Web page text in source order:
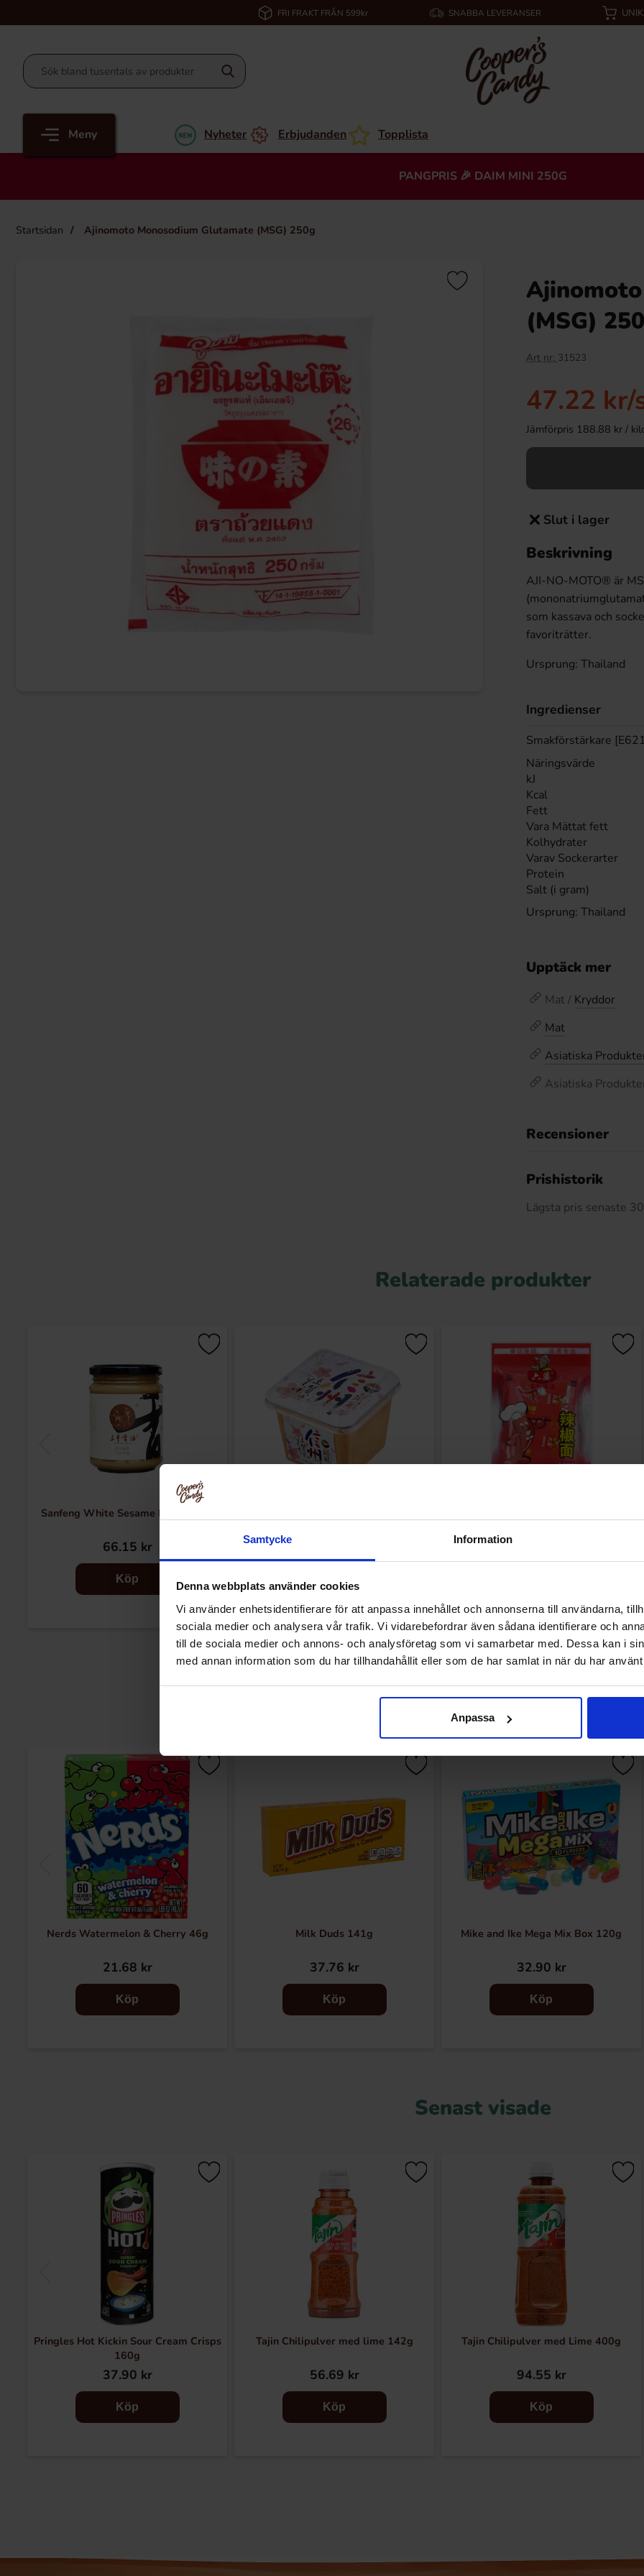
Samtycke Information
Denna webbplats använder cookies
Vi använder enhetsidentifierare för att anpassa innehållet och annonserna till användarna,
sociala medier och analysera vår trafik. Vi vidarebefordrar även sådana identifierare och
till de sociala medier och annons- och analysföretag som vi samarbetar med. Dessa kan i
med annan information som du har tillhandahållit eller som de har samlat in när du har
Anpassa
FRI FRAKT FRÅN 599kr SNABBA LEVERANSER
Meny Nyheter Erbjudanden Topplista
PANGPRIS 🎉 DAIM MINI 250G
Startsidan Ajinomoto Monosodium Glutamate (MSG) 250g
(MSG)
Art nr: 31523
47.22 kr/
Jämförpris 188.88 kr /
Slut i lager
Beskrivning
AJI-NO-MOTO® är
som kassava och
favoriträtter.
Ursprung: Thailand
Ingredienser
Smakförstärkare
Näringsvärde
kJ
Kcal
Fett
Vara Mättat fett
Kolhydrater
Varav Sockerarter
Protein
Salt (i gram)
Ursprung: Thailand
Upptäck mer
Mat / Kryddor
Mat
Asiatiska
Asiatiska
Recensioner
Prishistorik
Lägsta pris senaste
Relaterade produkter
Sanfeng White Sesame Paste 280g
66.15 kr
Köp
Andra gillade
Nerds Watermelon & Cherry 46g
21.68 kr
Köp
Milk Duds 141g
37.76 kr
Köp
Mike and Ike Mega Mix Box 120g
32.90 kr
Köp
Senast visade
Pringles Hot Kickin Sour Cream Crisps
160g
37.90 kr
Köp
Tajin Chilipulver med lime 142g
56.69 kr
Köp
Tajin Chilipulver med Lime 400g
94.55 kr
Köp